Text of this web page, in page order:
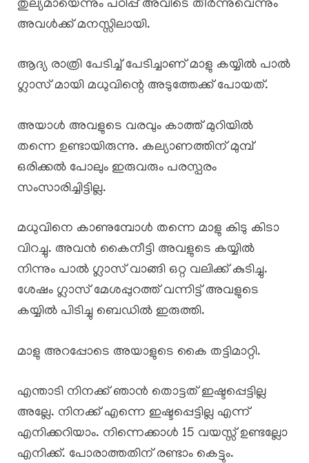
തുല്യമായെന്നും പഠിപ്പ് അവിടെ തീർന്നുവെന്നും
അവൾക്ക് മനസ്സിലായി.
ആദ്യ രാത്രി പേടിച്ച് പേടിച്ചാണ് മാളു കയ്യിൽ പാൽ
ഗ്ലാസ് മായി മധുവിന്റെ അടുത്തേക്ക് പോയത്.
അയാൾ അവളുടെ വരവും കാത്ത് മുറിയിൽ
തന്നെ ഉണ്ടായിരുന്നു. കല്യാണത്തിന് മുമ്പ്
ഒരിക്കൽ പോലും ഇരുവരും പരസ്പരം
സംസാരിച്ചിട്ടില്ല.
മധുവിനെ കാണുമ്പോൾ തന്നെ മാളു കിടു കിടാ
വിറച്ചു. അവൻ കൈനീട്ടി അവളുടെ കയ്യിൽ
നിന്നും പാൽ ഗ്ലാസ് വാങ്ങി ഒറ്റ വലിക്ക് കുടിച്ചു.
ശേഷം ഗ്ലാസ് മേശപ്പുറത്ത് വന്നിട്ട് അവളുടെ
കയ്യിൽ പിടിച്ചു ബെഡിൽ ഇരുത്തി.
മാളു അറപ്പോടെ അയാളുടെ കൈ തട്ടിമാറ്റി.
എന്താടി നിനക്ക് ഞാൻ തൊട്ടത് ഇഷ്ടപ്പെട്ടില്ല
അല്ലേ. നിനക്ക് എന്നെ ഇഷ്ടപ്പെട്ടില്ല എന്ന്
എനിക്കറിയാം. നിന്നെക്കാൾ 15 വയസ്സ് ഉണ്ടല്ലോ
എനിക്ക്. പോരാത്തതിന് രണ്ടാം കെട്ടും.